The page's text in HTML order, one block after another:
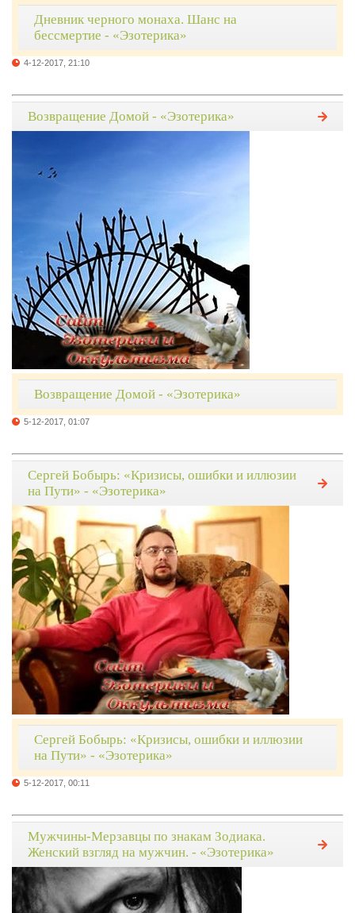
Дневник черного монаха. Шанс на
бессмертие - «Эзотерика»
4-12-2017, 21:10
Возвращение Домой - «Эзотерика»
Возвращение Домой - «Эзотерика»
5-12-2017, 01:07
Сергей Бобырь: «Кризисы, ошибки и иллюзии
на Пути» - «Эзотерика»
Сергей Бобырь: «Кризисы, ошибки и иллюзии
на Пути» - «Эзотерика»
5-12-2017, 00:11
Мужчины-Мерзавцы по знакам Зодиака.
Женский взгляд на мужчин. - «Эзотерика»